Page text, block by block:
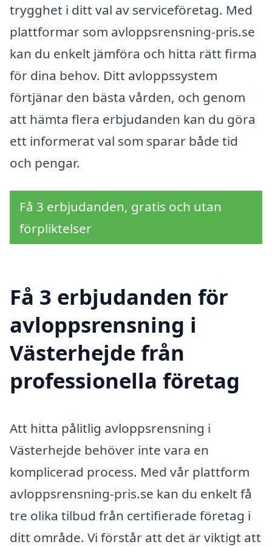
trygghet i ditt val av serviceföretag. Med
plattformar som avloppsrensning-pris.se
kan du enkelt jämföra och hitta rätt firma
för dina behov. Ditt avloppssystem
förtjänar den bästa vården, och genom
att hämta flera erbjudanden kan du göra
ett informerat val som sparar både tid
och pengar.
Få 3 erbjudanden, gratis och utan
förpliktelser
Få 3 erbjudanden för
avloppsrensning i
Västerhejde från
professionella företag
Att hitta pålitlig avloppsrensning i
Västerhejde behöver inte vara en
komplicerad process. Med vår plattform
avloppsrensning-pris.se kan du enkelt få
tre olika tilbud från certifierade företag i
ditt område. Vi förstår att det är viktigt att